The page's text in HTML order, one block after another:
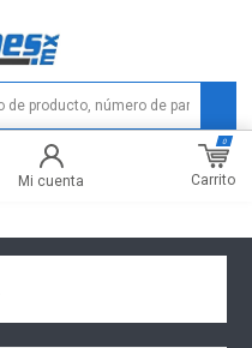
Mi cuenta Carrito
0